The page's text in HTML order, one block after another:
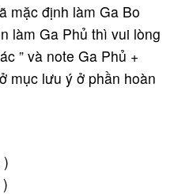
mặc định làm Ga Bo
làm Ga Phủ thì vui lòng
” và note Ga Phủ +
mục lưu ý ở phần hoàn